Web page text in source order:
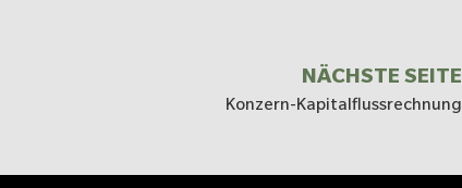
NÄCHSTE SEITE
Konzern-Kapitalfluss­rechnung